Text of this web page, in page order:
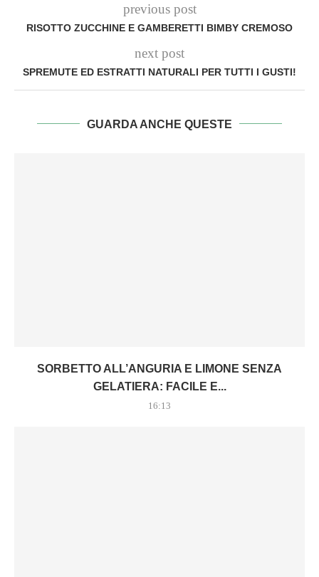
previous post
RISOTTO ZUCCHINE E GAMBERETTI BIMBY CREMOSO
next post
SPREMUTE ED ESTRATTI NATURALI PER TUTTI I GUSTI!
GUARDA ANCHE QUESTE
SORBETTO ALL’ANGURIA E LIMONE SENZA
GELATIERA: FACILE E...
16:13